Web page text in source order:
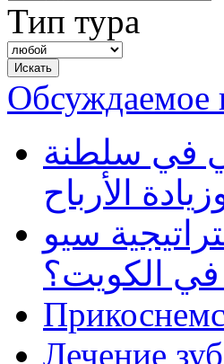
Тип тура
Обсуждаемое
في سلطنة
الأرباح
سيو
الكويت؟
Лечение